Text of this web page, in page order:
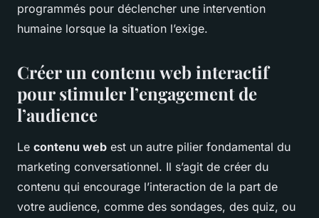
programmés pour déclencher une intervention
humaine lorsque la situation l’exige.
Créer un contenu web interactif
pour stimuler l’engagement de
l’audience
Le contenu web est un autre pilier fondamental du
marketing conversationnel. Il s’agit de créer du
contenu qui encourage l’interaction de la part de
votre audience, comme des sondages, des quiz, ou